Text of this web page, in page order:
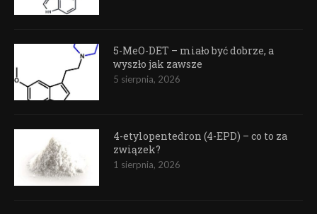
5-MeO-DET – miało być dobrze, a
wyszło jak zawsze
5 sierpnia, 2026
4-etylopentedron (4-EPD) – co to za
związek?
1 sierpnia, 2026